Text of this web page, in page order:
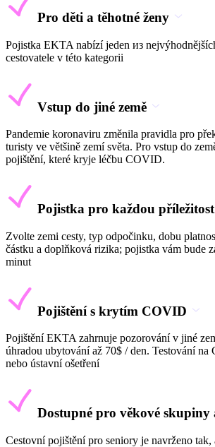
Pro děti a těhotné ženy
Pojistka EKTA nabízí jeden из
cestovatele v této kategorii
Vstup do jiné země
Pandemie koronaviru změnila pravidla pro
turisty ve většině zemí světa. Pro vstup do
pojištění, které kryje léčbu COVID.
Pojistka pro každou příležitost
Zvolte zemi cesty, typ odpočinku, dobu
částku a doplňková rizika; pojistka vám bude
minut
Pojištění s krytím COVID
Pojištění EKTA zahrnuje pozorování v jiné
úhradou ubytování až 70$ / den. Testování
nebo ústavní ošetření
Dostupné pro věkové skupiny
Cestovní pojištění pro seniory je navrženo